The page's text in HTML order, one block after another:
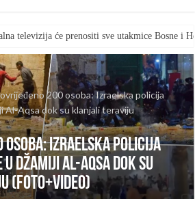
televizija će prenositi sve utakmice Bosne i
200 osoba: Izraelska policija
Al-Aqsa dok su klanjali teraviju
osoba: Izraelska policija
džamiji Al-Aqsa dok su